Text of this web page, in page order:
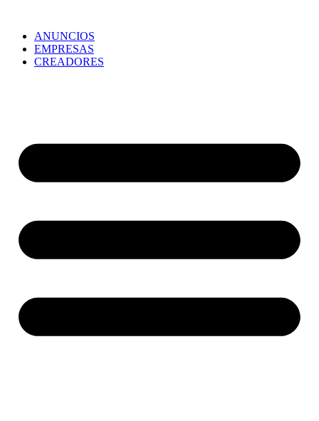
ANUNCIOS
EMPRESAS
CREADORES